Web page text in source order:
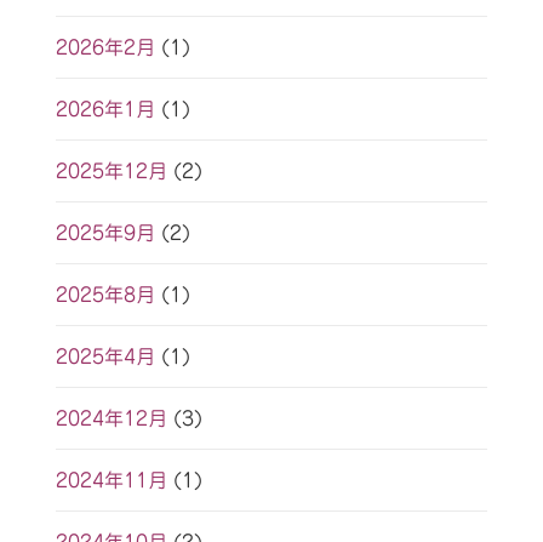
2026年2月 (1)
2026年1月 (1)
2025年12月 (2)
2025年9月 (2)
2025年8月 (1)
2025年4月 (1)
2024年12月 (3)
2024年11月 (1)